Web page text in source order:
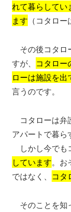
れて暮らしてい
ます （コタロ
その後コタロ
すが、 コタロー
ローは施設を
言うのです。
コタローは弁
アパートで暮ら
しかし今でも
しています。お
ではなく、 コタ
そのことを知